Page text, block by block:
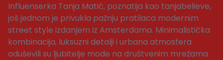
Influenserka Tanja Matić, poznatija kao tanjabelieve,
još jednom je privukla pažnju pratilaca modernim
street style izdanjem iz Amsterdama. Minimalistička
kombinacija, luksuzni detalji i urbana atmosfera
oduševili su ljubitelje mode na društvenim mrežama.